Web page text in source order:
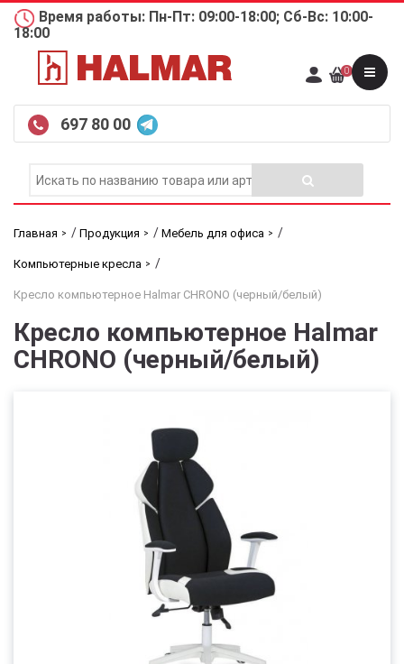
Время работы: Пн-Пт: 09:00-18:00; Сб-Вс: 10:00-
18:00
697 80 00
0
Главная / Продукция / Мебель для офиса /
Компьютерные кресла /
Кресло компьютерное Halmar CHRONO (черный/белый)
Кресло компьютерное Halmar
CHRONO (черный/белый)